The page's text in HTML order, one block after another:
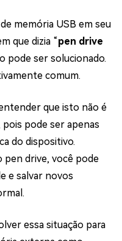
memória USB em seu
que dizia “pen drive
pode ser solucionado.
comum.
que isto não é
pode ser apenas
do dispositivo.
pen drive, você pode
e salvar novos
essa situação para